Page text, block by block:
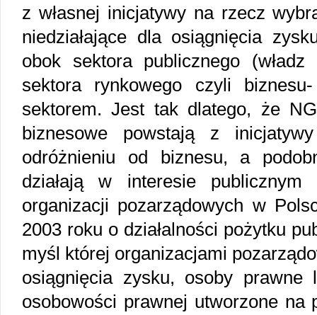
z własnej inicjatywy na rzecz
niedziałające dla osiągnięcia
obok sektora publicznego
sektora rynkowego czyli
sektorem. Jest tak dlatego, że
biznesowe powstają z
odróżnieniu od biznesu, a
działają w interesie
organizacji pozarządowych w
2003 roku o działalności pożytku
myśl której organizacjami
osiągnięcia zysku, osoby prawne
osobowości prawnej utworzone na